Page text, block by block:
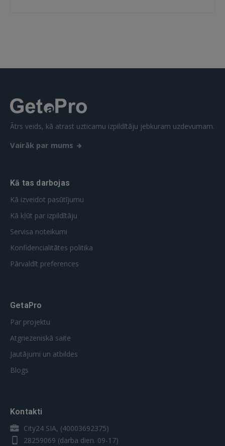
 Sign in with Apple
Vēl neesat reģistrējies?
Ātrs veids, kā atrast uzticamu izpildītāju jebkuram uzdevumam.
Vairāk par mums
Kā tas darbojas
Kā izveidot pasūtījumu
Kā kļūt par izpildītāju
Servisa noteikumi
Konfidencialitātes politika
Pārvaldīt preferences
GetaPro
Par projektu
Atgriezeniskā saite
Jautājumi un atbildes
Blogs
Kontakti
City24 SIA, (40003692375)
28259069 (darba dien. 09-17)